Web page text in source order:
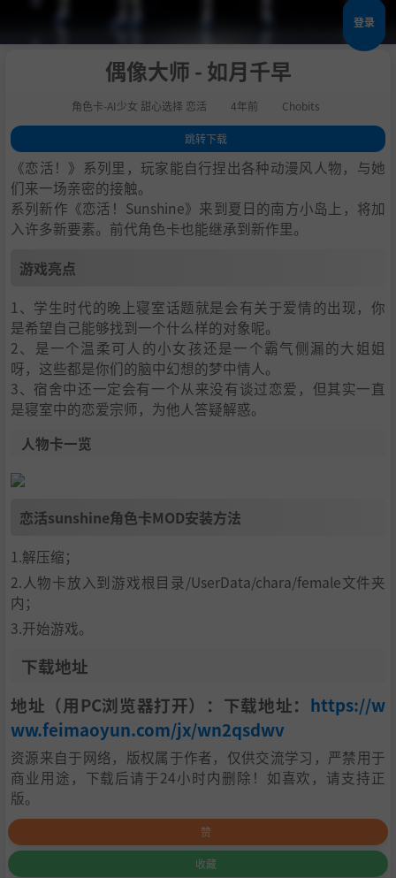
登录
偶像大师 - 如月千早
角色卡-AI少女 甜心选择 恋活 4年前 Chobits
跳转下载
1.游戏亮点
2.人物卡一览
3.恋活sunshine角色卡MOD安装方法
4.下载地址
《恋活！》系列里，玩家能自行捏出各种动漫风人物，与她
们来一场亲密的接触。
系列新作《恋活！Sunshine》来到夏日的南方小岛上，将加
入许多新要素。前代角色卡也能继承到新作里。
游戏亮点
1、学生时代的晚上寝室话题就是会有关于爱情的出现，你
是希望自己能够找到一个什么样的对象呢。
2、是一个温柔可人的小女孩还是一个霸气侧漏的大姐姐
呀，这些都是你们的脑中幻想的梦中情人。
3、宿舍中还一定会有一个从来没有谈过恋爱，但其实一直
是寝室中的恋爱宗师，为他人答疑解惑。
人物卡一览
恋活sunshine角色卡MOD安装方法
1.解压缩；
2.人物卡放入到游戏根目录/UserData/chara/female文件夹
内；
3.开始游戏。
下载地址
地址（用PC浏览器打开）：下载地址： https://w
ww.feimaoyun.com/jx/wn2qsdwv
资源来自于网络，版权属于作者，仅供交流学习，严禁用于
商业用途，下载后请于24小时内删除！如喜欢，请支持正
版。
赞
收藏